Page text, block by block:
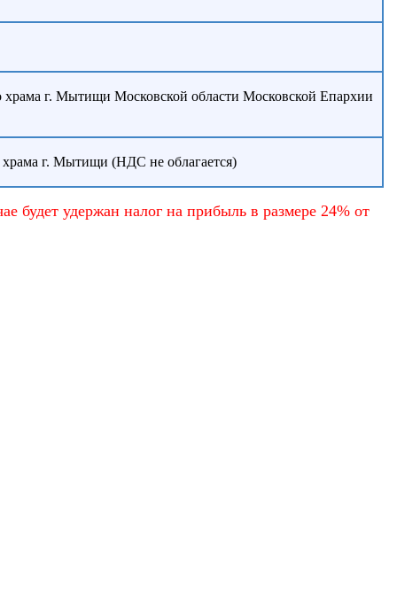
храма г. Мытищи Московской области Московской Епархии
храма г. Мытищи (НДС не облагается)
будет удержан налог на прибыль в размере 24% от